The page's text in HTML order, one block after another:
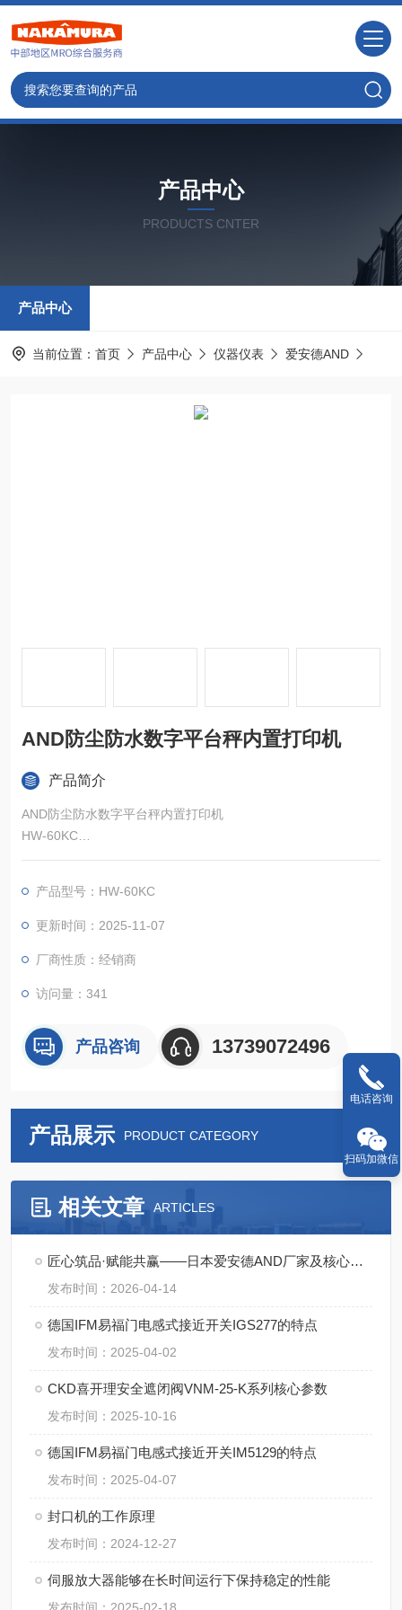
产品中心
PRODUCTS CNTER
产品中心
当前位置： 首页 产品中心 仪器仪表 爱安德AND
AND防尘防水数字平台秤内置打印机
产品简介
AND防尘防水数字平台秤内置打印机
HW-60KC
1/10,000高分辨率，响应速度约1.5秒
产品型号：HW-60KC
更新时间：2025-11-07
厂商性质：经销商
访问量：341
产品咨询 13739072496
产品展示 PRODUCT CATEGORY
相关文章 ARTICLES
匠心筑品·赋能共赢——日本爱安德AND厂家及核心产品详解
发布时间：2026-04-14
德国IFM易福门电感式接近开关IGS277的特点
发布时间：2025-04-02
CKD喜开理安全遮闭阀VNM-25-K系列核心参数
发布时间：2025-10-16
德国IFM易福门电感式接近开关IM5129的特点
发布时间：2025-04-07
封口机的工作原理
发布时间：2024-12-27
伺服放大器能够在长时间运行下保持稳定的性能
电话咨询
扫码加微信